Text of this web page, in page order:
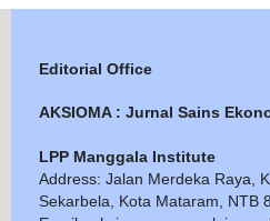
Editorial Office
AKSIOMA : Jurnal Sains
LPP Manggala Institute
Address: Jalan Merdeka Raya,
Sekarbela, Kota Mataram, NTB